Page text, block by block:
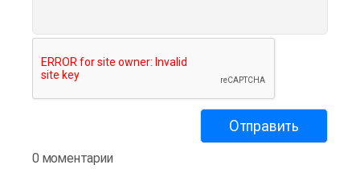
0 моментарии